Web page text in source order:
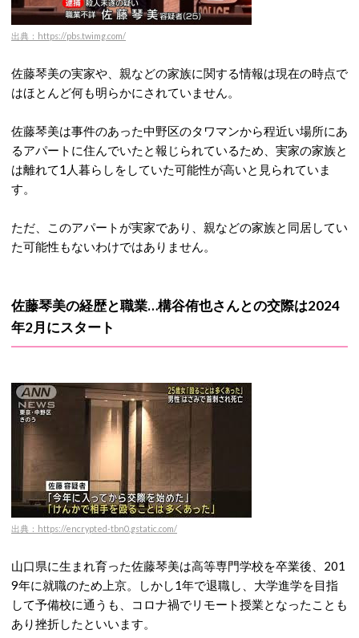
出典：https://pbs.twimg.com/
佐藤琴美の実家や、親などの家族に関する情報は現在の時点で
はほとんど何も明らかにされていません。
佐藤琴美は事件のあった中野区のタワマンから程近い場所にあ
るアパートに住んでいたと報じられているため、実家の家族と
は離れて1人暮らしをしていた可能性が高いと見られていま
す。
ただ、このアパートが実家であり、親などの家族と同居してい
た可能性もないわけではありません。
佐藤琴美の経歴と職業…構谷侑也さんとの交際は2024
年2月にスタート
出典：https://encrypted-tbn0.gstatic.com/
山口県に生まれ育った佐藤琴美は高等専門学校を卒業後、201
9年に就職のため上京。しかし1年で退職し、大学進学を目指
して予備校に通うも、コロナ禍でリモート授業となったことも
あり挫折したといいます。